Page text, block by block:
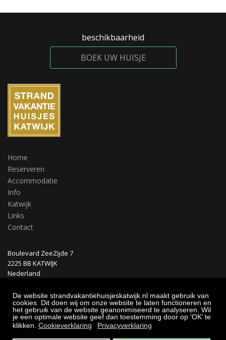
De website strandvakantiehuisjeskatwijk.nl maakt gebruik van
cookies. Dit doen wij om onze website te laten functioneren en
het gebruik van de website geanonimiseerd te analyseren. Wil
je een optimale website geef dan toestemming door op ‘OK’ te
klikken. Cookieverklaring Privacyverklaring
beschikbaarheid
BOEK UW HUISJE
Home
Reserveren
Accommodatie
Info
Katwijk
Links
Contact
Boulevard ZeeZijde 7
2225 BB KATWIJK
Nederland
Whatsapp: +31 6 13 58 11 52
Algemene voorwaarden